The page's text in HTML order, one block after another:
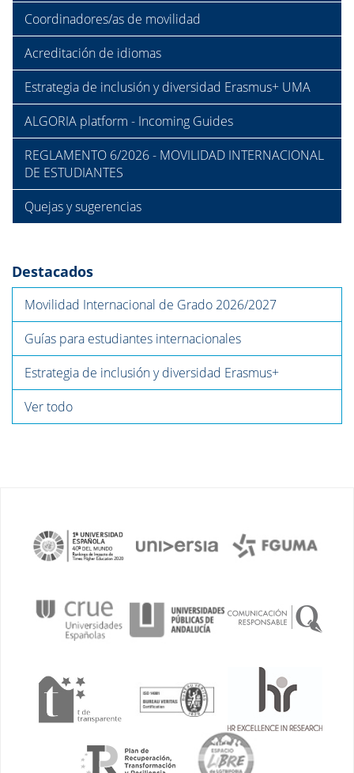
Coordinadores/as de movilidad
Acreditación de idiomas
Estrategia de inclusión y diversidad Erasmus+ UMA
ALGORIA platform - Incoming Guides
REGLAMENTO 6/2026 - MOVILIDAD INTERNACIONAL
DE ESTUDIANTES
Quejas y sugerencias
Destacados
Movilidad Internacional de Grado 2026/2027
Guías para estudiantes internacionales
Estrategia de inclusión y diversidad Erasmus+
Ver todo